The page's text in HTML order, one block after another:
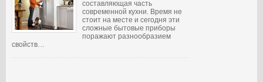
составляющая часть
современной кухни. Время не
стоит на месте и сегодня эти
сложные бытовые приборы
поражают разнообразием
свойств…